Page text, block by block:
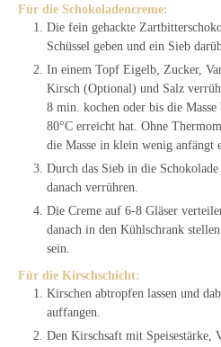
Für die Schokoladencreme:
Die fein gehackte
Schüssel geben und ein Sieb
In einem Topf Eigelb, Zucker,
Kirsch (Optional) und Salz
8 min. kochen oder bis die
80°C erreicht hat. Ohne
die Masse in klein wenig anfängt
Durch das Sieb in die Schokolade
danach verrühren.
Die Creme auf 6-8 Gläser
danach in den Kühlschrank
sein.
Für die Kirschschicht:
Kirschen abtropfen lassen und
auffangen.
Den Kirschsaft mit Speisestärke,